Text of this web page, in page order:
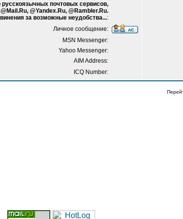
русскоязычных почтовых сервисов,
@Yandex.Ru, @Rambler.Ru.
за возможные неудобства...:
Личное сообщение:
MSN Messenger:
Yahoo Messenger:
AIM Address:
ICQ Number: